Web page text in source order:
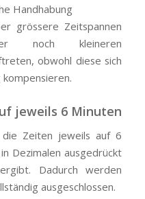
Handhabung
grössere Zeitspannen
noch kleineren
obwohl diese sich
jeweils 6 Minuten
Zeiten jeweils auf 6
Dezimalen ausgedrückt
Dadurch werden
ausgeschlossen.